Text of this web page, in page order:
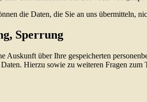
die Daten, die Sie an uns übermitteln,
Sperrung
Auskunft über Ihre gespeicherten
Hierzu sowie zu weiteren Fragen zum